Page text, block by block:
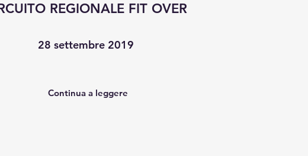
REGIONALE FIT OVER
28 settembre 2019
Continua a leggere